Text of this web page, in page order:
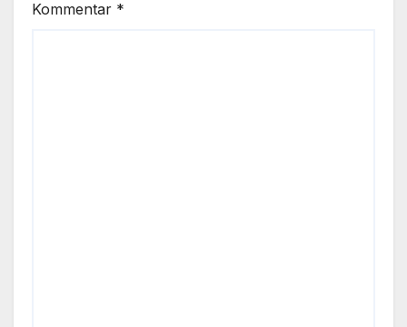
Kommentar *